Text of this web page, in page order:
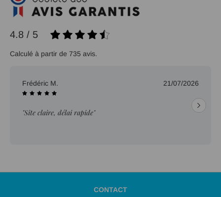
4.8 / 5
Calculé à partir de 735 avis.
Frédéric M. 21/07/2026
"Site claire, délai rapide"
CONTACT